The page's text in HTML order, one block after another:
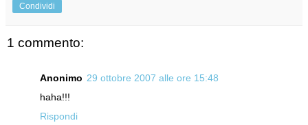
Condividi
1 commento:
Anonimo 29 ottobre 2007 alle ore 15:48
haha!!!
Rispondi